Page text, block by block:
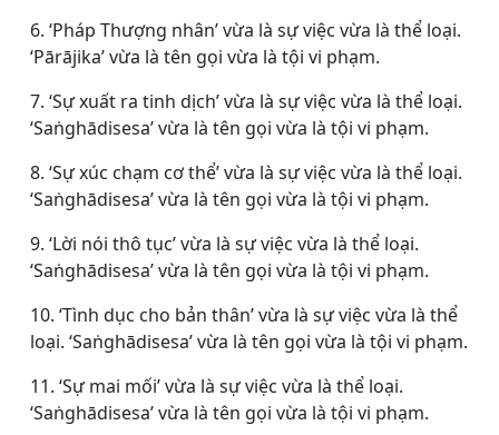
6. ‘Pháp Thượng nhân’ vừa là sự việc vừa là thể loại.
‘Pārājika’ vừa là tên gọi vừa là tội vi phạm.
7. ‘Sự xuất ra tinh dịch’ vừa là sự việc vừa là thể loại.
‘Saṅghādisesa’ vừa là tên gọi vừa là tội vi phạm.
8. ‘Sự xúc chạm cơ thể’ vừa là sự việc vừa là thể loại.
‘Saṅghādisesa’ vừa là tên gọi vừa là tội vi phạm.
9. ‘Lời nói thô tục’ vừa là sự việc vừa là thể loại.
‘Saṅghādisesa’ vừa là tên gọi vừa là tội vi phạm.
10. ‘Tình dục cho bản thân’ vừa là sự việc vừa là thể
loại. ‘Saṅghādisesa’ vừa là tên gọi vừa là tội vi phạm.
11. ‘Sự mai mối’ vừa là sự việc vừa là thể loại.
‘Saṅghādisesa’ vừa là tên gọi vừa là tội vi phạm.